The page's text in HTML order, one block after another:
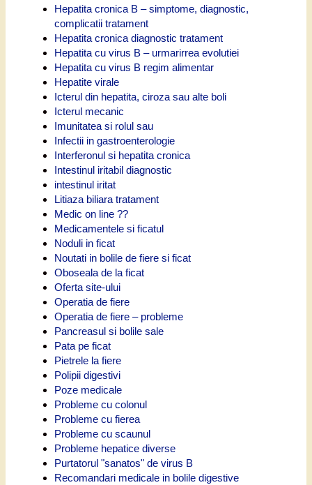
Hepatita cronica B – simptome, diagnostic,
complicatii tratament
Hepatita cronica diagnostic tratament
Hepatita cu virus B – urmarirrea evolutiei
Hepatita cu virus B regim alimentar
Hepatite virale
Icterul din hepatita, ciroza sau alte boli
Icterul mecanic
Imunitatea si rolul sau
Infectii in gastroenterologie
Interferonul si hepatita cronica
Intestinul iritabil diagnostic
intestinul iritat
Litiaza biliara tratament
Medic on line ??
Medicamentele si ficatul
Noduli in ficat
Noutati in bolile de fiere si ficat
Oboseala de la ficat
Oferta site-ului
Operatia de fiere
Operatia de fiere – probleme
Pancreasul si bolile sale
Pata pe ficat
Pietrele la fiere
Polipii digestivi
Poze medicale
Probleme cu colonul
Probleme cu fierea
Probleme cu scaunul
Probleme hepatice diverse
Purtatorul "sanatos" de virus B
Recomandari medicale in bolile digestive